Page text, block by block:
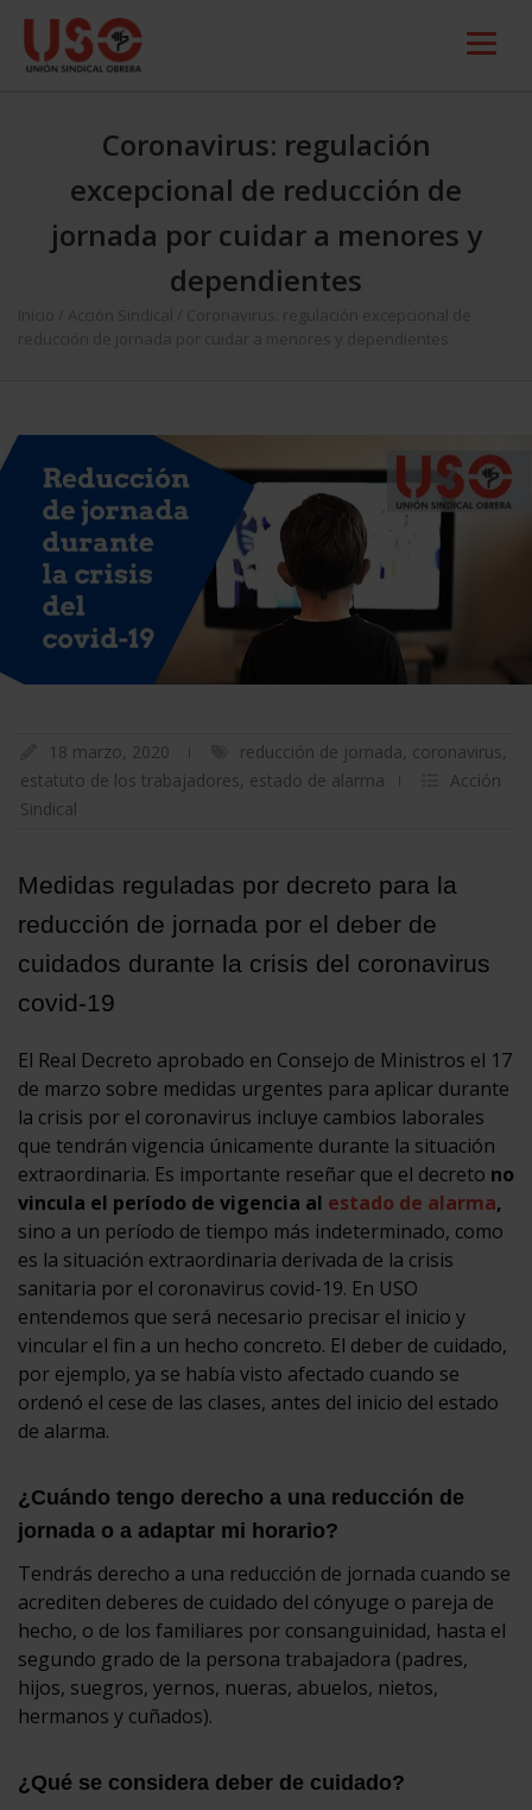
Coronavirus: regulación
excepcional de reducción de
jornada por cuidar a menores y
dependientes
Inicio Acción Sindical
Coronavirus: regulación excepcional de
reducción de jornada por cuidar a menores y dependientes
18 marzo, 2020 reducción de jornada, coronavirus,
estatuto de los trabajadores, estado de alarma
Acción
Sindical
Medidas reguladas por decreto para la
reducción de jornada por el deber de
cuidados durante la crisis del coronavirus
covid-19
El Real Decreto aprobado en Consejo de Ministros el 17
de marzo sobre medidas urgentes para aplicar durante
la crisis por el coronavirus incluye cambios laborales
que tendrán vigencia únicamente durante la situación
extraordinaria. Es importante reseñar que el decreto no
vincula el período de vigencia al estado de alarma,
sino a un período de tiempo más indeterminado, como
es la situación extraordinaria derivada de la crisis
sanitaria por el coronavirus covid-19. En USO
entendemos que será necesario precisar el inicio y
vincular el fin a un hecho concreto. El deber de cuidado,
por ejemplo, ya se había visto afectado cuando se
ordenó el cese de las clases, antes del inicio del estado
de alarma.
¿Cuándo tengo derecho a una reducción de
jornada o a adaptar mi horario?
Tendrás derecho a una reducción de jornada cuando se
acrediten deberes de cuidado del cónyuge o pareja de
hecho, o de los familiares por consanguinidad, hasta el
segundo grado de la persona trabajadora (padres,
hijos, suegros, yernos, nueras, abuelos, nietos,
hermanos y cuñados).
¿Qué se considera deber de cuidado?